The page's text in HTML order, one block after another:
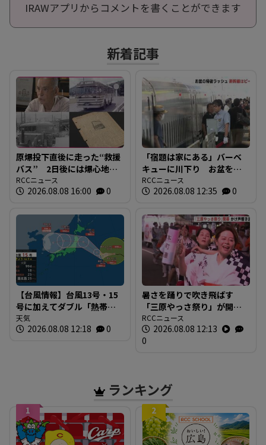
IRAWアプリからコメントを書くことができます
新着記事
原爆投下直後に走った“救援
バス” 2日後には爆心地至
近に路線バスも 戦時下か
ら復興まで支えた“バスの歴
RCCニュース
2026.08.08 16:00 0
「宿題は家にある」バーベ
キューに川下り お盆をふ
るさとで 帰省ラッシュピ
ークで新幹線の下りはほぼ
物を持った人たちで混雑
広島
RCCニュース
2026.08.08 12:35 0
【台風情報】台風13号・15
号に加えてダブル「熱帯低
気圧」発生へ 15号はお盆
に日本直撃か ※18日まで
天気
2026.08.08 12:18 0
暑さを踊りで吹き飛ばす
「三原やっさ祭り」が開
幕 元気なかけ声が響き渡
り 広島・三原市
RCCニュース
2026.08.08 12:13
0
ランキング
1 2